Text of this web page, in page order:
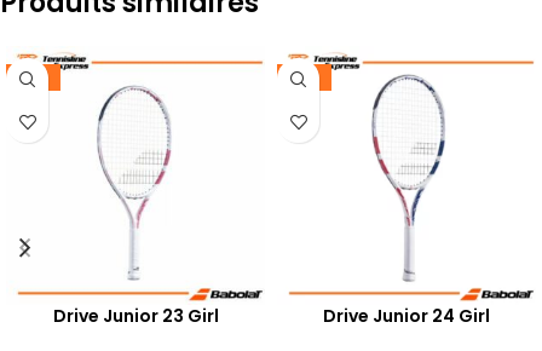
-25%
Drive Junior 23 Girl
-25%
Drive Junior 24 Girl